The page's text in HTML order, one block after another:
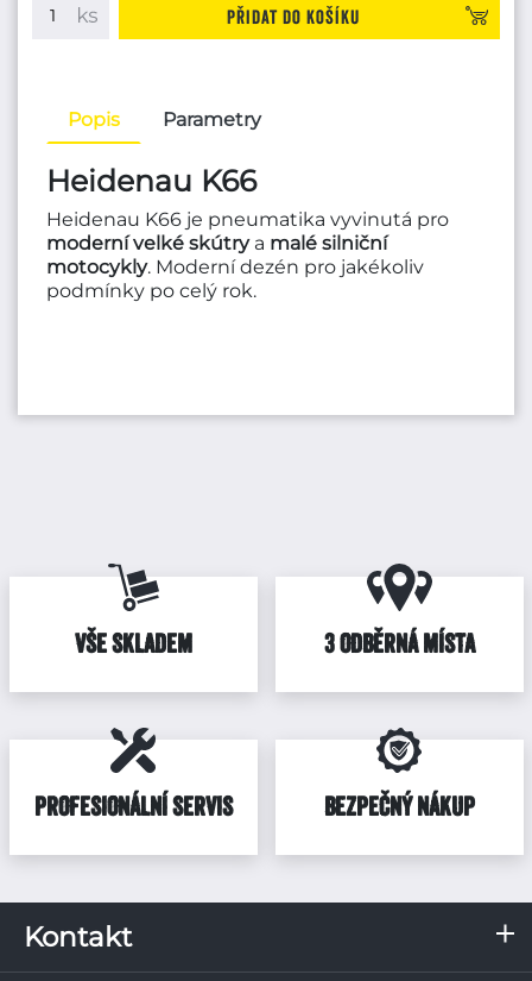
Přidat do košíku
Popis Parametry
Heidenau K66
Heidenau K66 je pneumatika vyvinutá pro
moderní velké skútrya malé silniční
motocykly. Moderní dezén pro jakékoliv
podmínky po celý rok.
VŠE SKLADEM 3 ODBĚRNÁ MÍSTA
PROFESIONÁLNÍ SERVIS BEZPEČNÝ NÁKUP
Kontakt